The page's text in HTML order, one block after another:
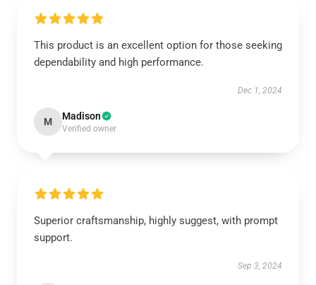
This product is an excellent option for those seeking
dependability and high performance.
Dec 1, 2024
M Madison
Verified owner
Superior craftsmanship, highly suggest, with prompt
support.
Sep 3, 2024